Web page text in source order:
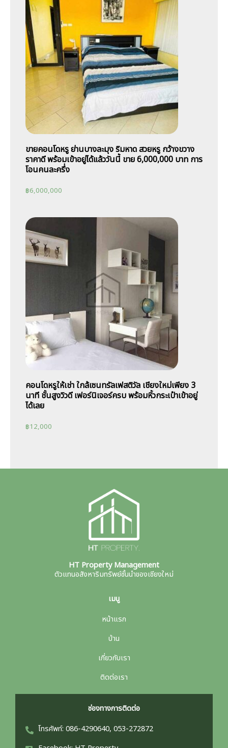
ขายคอนโดหรู ย่านบางละมุง ริมหาด สวยหรู กว้างขวาง
ราคาดี พร้อมเข้าอยู่ได้แล้ววันนี้ ขาย 6,000,000 บาท การ
โอนคนละครึ่ง
฿6,000,000
คอนโดหรูให้เช่า ใกล้เซนทรัลเฟสติวัล เชียงใหม่เพียง 3
นาที ชั้นสูงวิวดี เฟอร์นิเจอร์ครบ พร้อมหิ้วกระเป๋าเข้าอยู่
ได้เลย
฿12,000
HT Property Management
ตัวแทนอสังหาริมทรัพย์ชั้นนำของเชียงใหม่
เมนู
หน้าแรก
บ้าน
เกี่ยวกับเรา
ติดต่อเรา
ช่องทางการติดต่อ
โทรศัพท์: 086-4290640, 053-272872